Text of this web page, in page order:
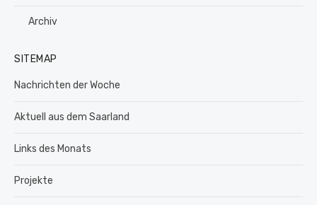
Archiv
SITEMAP
Nachrichten der Woche
Aktuell aus dem Saarland
Links des Monats
Projekte